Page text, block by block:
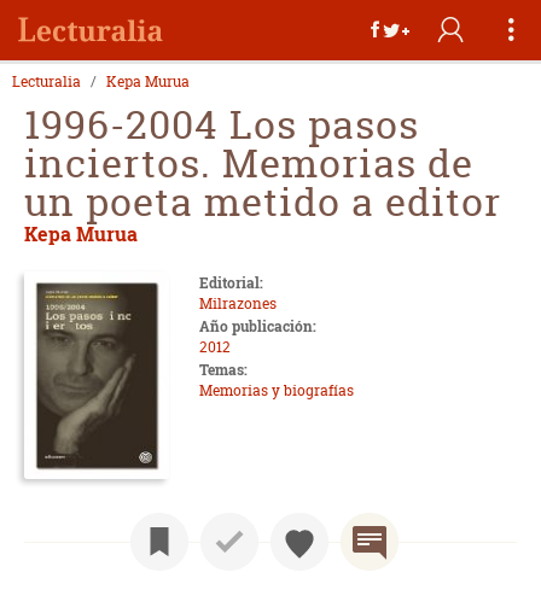
Lecturalia Kepa Murua
1996-2004 Los pasos
inciertos. Memorias de
un poeta metido a editor
Kepa Murua
Editorial:
Milrazones
Año publicación:
2012
Temas:
Memorias y biografías